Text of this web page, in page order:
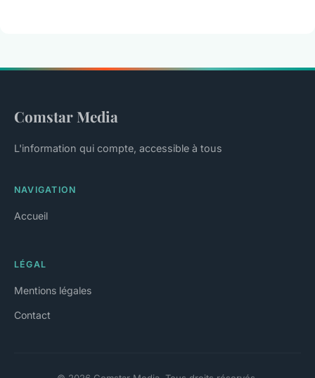
Comstar Media
L'information qui compte, accessible à tous
NAVIGATION
Accueil
LÉGAL
Mentions légales
Contact